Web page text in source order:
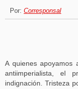
Por: Corresponsal
A quienes apoyamos
antiimperialista, el
indignación. Tristeza